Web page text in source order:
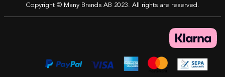
Copyright © Many Brands AB 2023. All rights are reserved.